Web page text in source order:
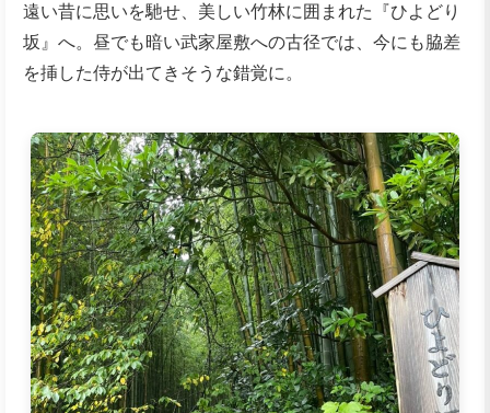
遠い昔に思いを馳せ、美しい竹林に囲まれた『ひよどり
坂』へ。昼でも暗い武家屋敷への古径では、今にも脇差
を挿した侍が出てきそうな錯覚に。